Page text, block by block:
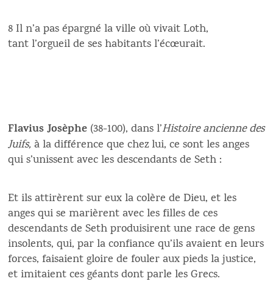
8 Il n’a pas épargné la ville où vivait Loth,
tant l’orgueil de ses habitants l’écœurait.
Flavius Josèphe (38-100), dans l’Histoire ancienne des
Juifs,à la différence que chez lui, ce sont les anges
qui s’unissent avec les descendants de Seth :
Et ils attirèrent sur eux la colère de Dieu, et les
anges qui se marièrent avec les filles de ces
descendants de Seth produisirent une race de gens
insolents, qui, par la confiance qu’ils avaient en leurs
forces, faisaient gloire de fouler aux pieds la justice,
et imitaient ces géants dont parle les Grecs.